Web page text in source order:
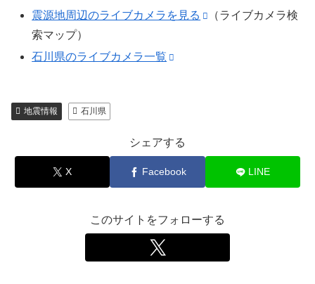
震源地周辺のライブカメラを見る
（ライブカメラ検
索マップ）
石川県のライブカメラ一覧
地震情報 石川県
シェアする
X Facebook LINE
このサイトをフォローする